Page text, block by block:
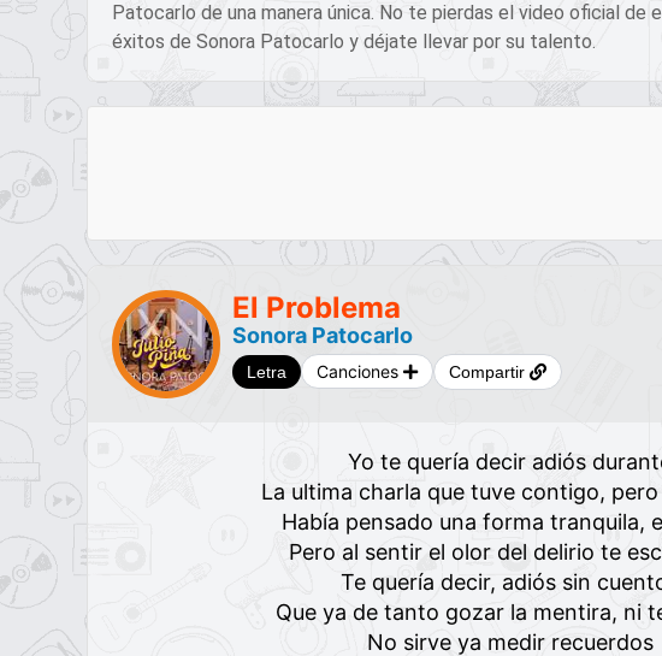
Patocarlo de una manera única. No te pierdas el video oficial
éxitos de Sonora Patocarlo y déjate llevar por su talento.
El Problema
Sonora Patocarlo
Letra Canciones Compartir
Yo te quería decir adiós
La ultima charla que tuve contigo,
Había pensado una forma tranquila,
Pero al sentir el olor del delirio te
Te quería decir, adiós sin
Que ya de tanto gozar la mentira, ni
No sirve ya medir recuerdos